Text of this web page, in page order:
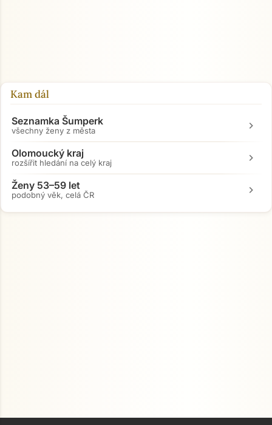
Kam dál
Seznamka Šumperk
všechny ženy z města chevron_right
Olomoucký kraj
rozšířit hledání na celý kraj chevron_right
Ženy 53–59 let
podobný věk, celá ČR chevron_right